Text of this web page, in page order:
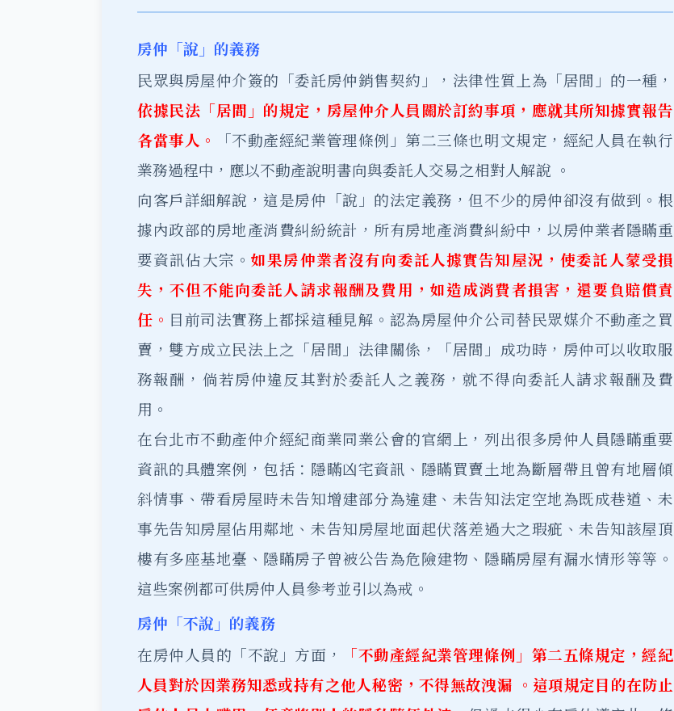
房仲「說」的義務
民眾與房屋仲介簽的「委託房仲銷售契約」，法律性質上為「居間」的一種，
依據民法「居間」的規定，房屋仲介人員關於訂約事項，應就其所知據實報告
各當事人。
「不動產經紀業管理條例」第二三條也明文規定，經紀人員在執行
業務過程中，應以不動產說明書向與委託人交易之相對人解說 。
向客戶詳細解說，這是房仲「說」的法定義務，但不少的房仲卻沒有做到。根
據內政部的房地產消費糾紛統計，所有房地產消費糾紛中，以房仲業者隱瞞重
要資訊佔大宗。如果房仲業者沒有向委託人據實告知屋況，使委託人蒙受損
失，不但不能向委託人請求報酬及費用，如造成消費者損害，還要負賠償責
任。 目前司法實務上都採這種見解。認為房屋仲介公司替民眾媒介不動產之買
賣，雙方成立民法上之「居間」法律關係，「居間」成功時，房仲可以收取服
務報酬，倘若房仲違反其對於委託人之義務，就不得向委託人請求報酬及費
用。
在台北市不動產仲介經紀商業同業公會的官網上，列出很多房仲人員隱瞞重要
資訊的具體案例，包括：隱瞞凶宅資訊、隱瞞買賣土地為斷層帶且曾有地層傾
斜情事、帶看房屋時未告知增建部分為違建、未告知法定空地為既成巷道、未
事先告知房屋佔用鄰地、未告知房屋地面起伏落差過大之瑕疵、未告知該屋頂
樓有多座基地臺、隱瞞房子曾被公告為危險建物、隱瞞房屋有漏水情形等等。
這些案例都可供房仲人員參考並引以為戒。
房仲「不說」的義務
在房仲人員的「不說」方面，
「不動產經紀業管理條例」第二五條規定，經紀
人員對於因業務知悉或持有之他人秘密，不得無故洩漏 。這項規定目的在防止